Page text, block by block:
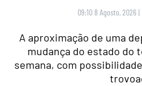
09:10 8 Agosto, 2026 |
A aproximação de uma
mudança do estado do
semana, com